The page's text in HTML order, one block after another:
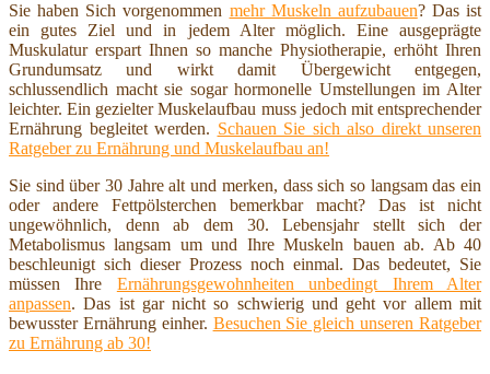
Sie haben Sich vorgenommen mehr Muskeln aufzubauen? Das ist
ein gutes Ziel und in jedem Alter möglich. Eine ausgeprägte
Muskulatur erspart Ihnen so manche Physiotherapie, erhöht Ihren
Grundumsatz und wirkt damit Übergewicht entgegen,
schlussendlich macht sie sogar hormonelle Umstellungen im Alter
leichter. Ein gezielter Muskelaufbau muss jedoch mit entsprechender
Ernährung begleitet werden. Schauen Sie sich also direkt unseren
Ratgeber zu Ernährung und Muskelaufbau an!
Sie sind über 30 Jahre alt und merken, dass sich so langsam das ein
oder andere Fettpölsterchen bemerkbar macht? Das ist nicht
ungewöhnlich, denn ab dem 30. Lebensjahr stellt sich der
Metabolismus langsam um und Ihre Muskeln bauen ab. Ab 40
beschleunigt sich dieser Prozess noch einmal. Das bedeutet, Sie
müssen Ihre Ernährungsgewohnheiten unbedingt Ihrem Alter
anpassen. Das ist gar nicht so schwierig und geht vor allem mit
bewusster Ernährung einher. Besuchen Sie gleich unseren Ratgeber
zu Ernährung ab 30!